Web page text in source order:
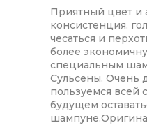
Приятный цвет и
консистенция.
чесаться и
более
специальным
Сульсены. Очень
пользуемся всей
будущем